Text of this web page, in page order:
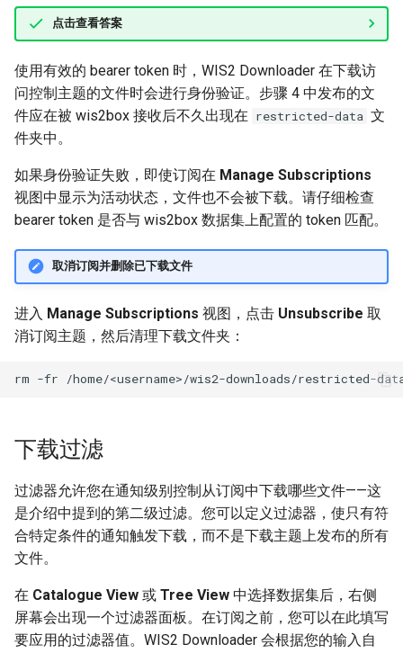
点击查看答案
使用有效的 bearer token 时，WIS2 Downloader 在下载访
问控制主题的文件时会进行身份验证。步骤 4 中发布的文
件应在被 wis2box 接收后不久出现在 restricted-data 文
件夹中。
如果身份验证失败，即使订阅在 Manage Subscriptions
视图中显示为活动状态，文件也不会被下载。请仔细检查
bearer token 是否与 wis2box 数据集上配置的 token 匹配。
取消订阅并删除已下载文件
进入 Manage Subscriptions 视图，点击 Unsubscribe 取
消订阅主题，然后清理下载文件夹：
rm -fr
下载过滤
过滤器允许您在通知级别控制从订阅中下载哪些文件——这
是介绍中提到的第二级过滤。您可以定义过滤器，使只有符
合特定条件的通知触发下载，而不是下载主题上发布的所有
文件。
在 Catalogue View 或 Tree View 中选择数据集后，右侧
屏幕会出现一个过滤器面板。在订阅之前，您可以在此填写
要应用的过滤器值。WIS2 Downloader 会根据您的输入自